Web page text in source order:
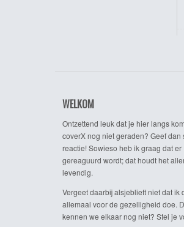
WELKOM
Ontzettend leuk dat je hier langs
coverX nog niet geraden? Geef dan
reactie! Sowieso heb ik graag dat er
gereaguurd wordt; dat houdt het
levendig.
Vergeet daarbij alsjeblieft niet dat ik
allemaal voor de gezelligheid doe.
kennen we elkaar nog niet? Stel je